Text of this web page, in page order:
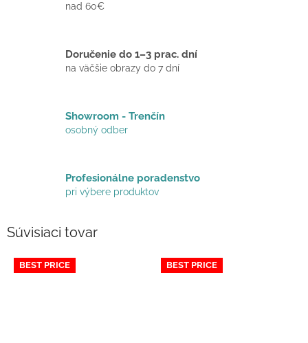
nad 60€
Doručenie do 1–3 prac. dní
na väčšie obrazy do 7 dní
Showroom - Trenčín
osobný odber
Profesionálne poradenstvo
pri výbere produktov
Súvisiaci tovar
BEST PRICE BEST PRICE